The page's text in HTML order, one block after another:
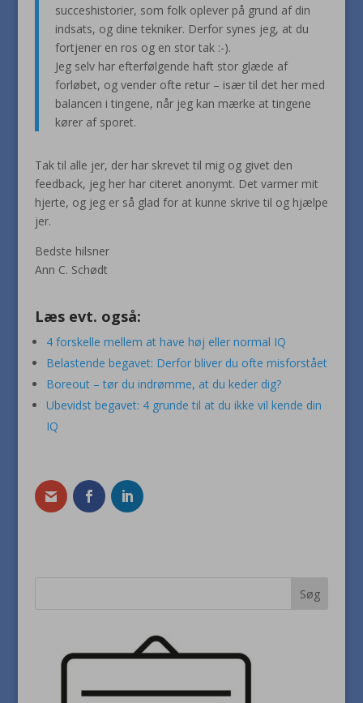
succeshistorier, som folk oplever på grund af din
indsats, og dine tekniker. Derfor synes jeg, at du
fortjener en ros og en stor tak :-).
Jeg selv har efterfølgende haft stor glæde af
forløbet, og vender ofte retur – især til det her med
balancen i tingene, når jeg kan mærke at tingene
kører af sporet.
Tak til alle jer, der har skrevet til mig og givet den
feedback, jeg her har citeret anonymt. Det varmer mit
hjerte, og jeg er så glad for at kunne skrive til og hjælpe
jer.
Bedste hilsner
Ann C. Schødt
Læs evt. også:
4 forskelle mellem at have høj eller normal IQ
Belastende begavet: Derfor bliver du ofte misforstået
Boreout – tør du indrømme, at du keder dig?
Ubevidst begavet: 4 grunde til at du ikke vil kende din
IQ